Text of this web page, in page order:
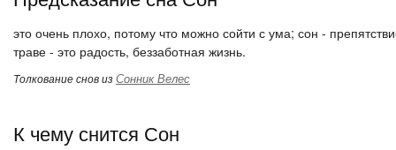
это очень плохо, потому что можно сойти с ума; сон -
траве - это радость, беззаботная жизнь.
Толкование снов изСонник Велес
К чему снится Сон